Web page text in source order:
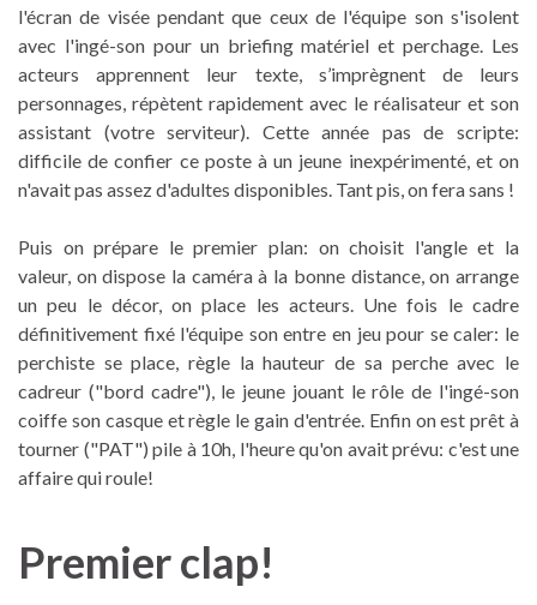
l'écran de visée pendant que ceux de l'équipe son s'isolent
avec l'ingé-son pour un briefing matériel et perchage. Les
acteurs apprennent leur texte, s’imprègnent de leurs
personnages, répètent rapidement avec le réalisateur et son
assistant (votre serviteur). Cette année pas de scripte:
difficile de confier ce poste à un jeune inexpérimenté, et on
n'avait pas assez d'adultes disponibles. Tant pis, on fera sans !
Puis on prépare le premier plan: on choisit l'angle et la
valeur, on dispose la caméra à la bonne distance, on arrange
un peu le décor, on place les acteurs. Une fois le cadre
définitivement fixé l'équipe son entre en jeu pour se caler: le
perchiste se place, règle la hauteur de sa perche avec le
cadreur ("bord cadre"), le jeune jouant le rôle de l'ingé-son
coiffe son casque et règle le gain d'entrée. Enfin on est prêt à
tourner ("PAT") pile à 10h, l'heure qu'on avait prévu: c'est une
affaire qui roule!
Premier clap!